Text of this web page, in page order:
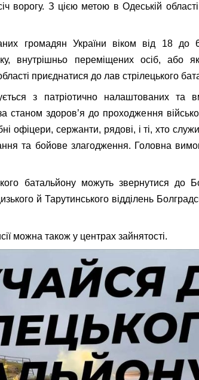
ворогу. З цією метою в Одеській
громадян України віком від 18 до
внутрішньо переміщених осіб, або
приєднатися до лав стрілецького
з патріотично налаштованих та
станом здоров’я до проходження
офіцери, сержанти, рядові, і ті, хто
та бойове злагодження. Головна
батальйону можуть звернутися до
й Тарутинського відділень
можна також у центрах зайнятості.